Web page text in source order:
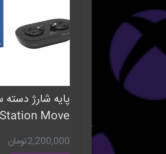
پایه شارژ
Move
2,200,000تومان